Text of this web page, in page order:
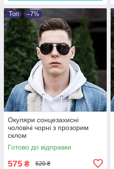
Топ –7%
Окуляри сонцезахисні
чоловічі чорні з прозорим
склом
Готово до відправки
575 ₴ 620 ₴